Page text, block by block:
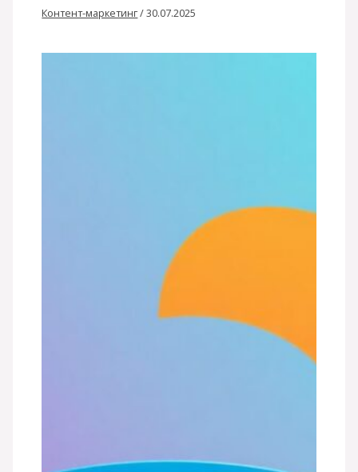
Контент-маркетинг/30.07.2025